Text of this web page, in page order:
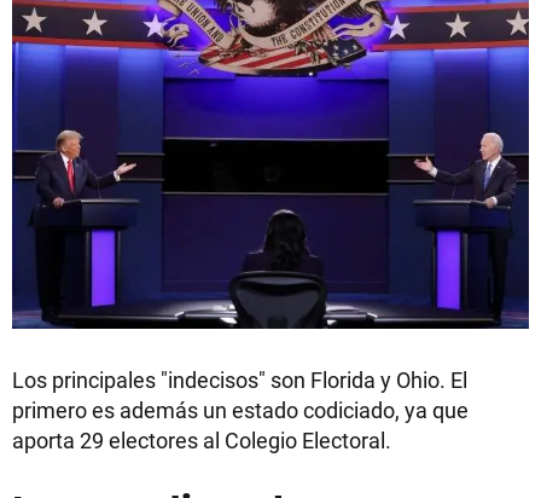
Los principales "indecisos" son Florida y Ohio. El
primero es además un estado codiciado, ya que
aporta 29 electores al Colegio Electoral.